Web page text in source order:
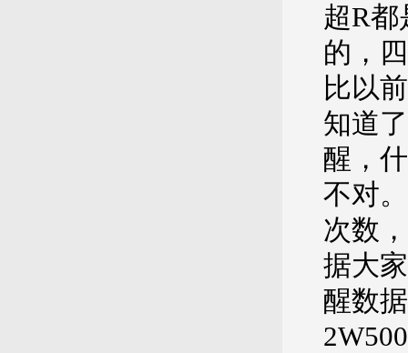
超R
的，
比以
知道
醒，
不对
次数
据大
醒数